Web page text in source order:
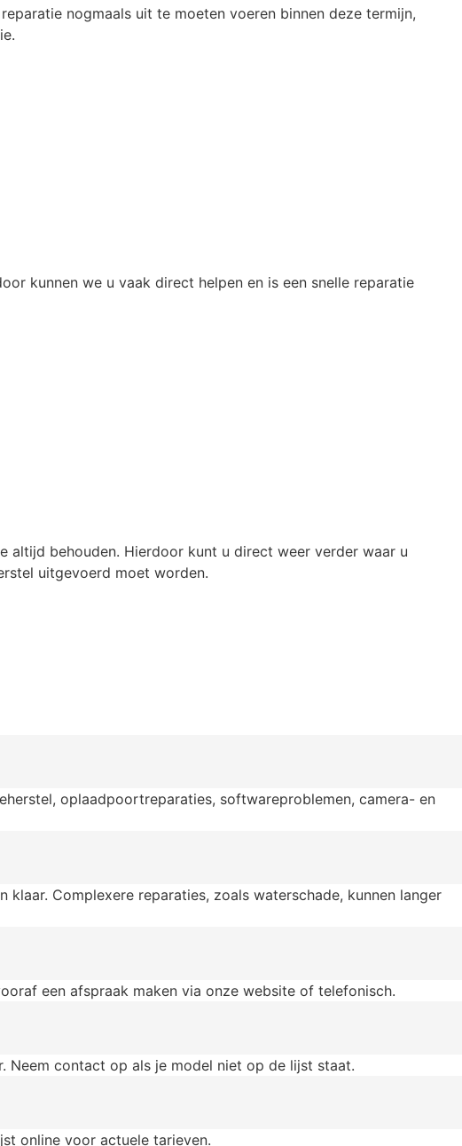
nogmaals uit te moeten voeren binnen deze termijn,
kunnen we u vaak direct helpen en is een snelle reparatie
altijd behouden. Hierdoor kunt u direct weer verder waar u
uitgevoerd moet worden.
oplaadpoortreparaties, softwareproblemen, camera- en
Complexere reparaties, zoals waterschade, kunnen langer
een afspraak maken via onze website of telefonisch.
Neem contact op als je model niet op de lijst staat.
online voor actuele tarieven.